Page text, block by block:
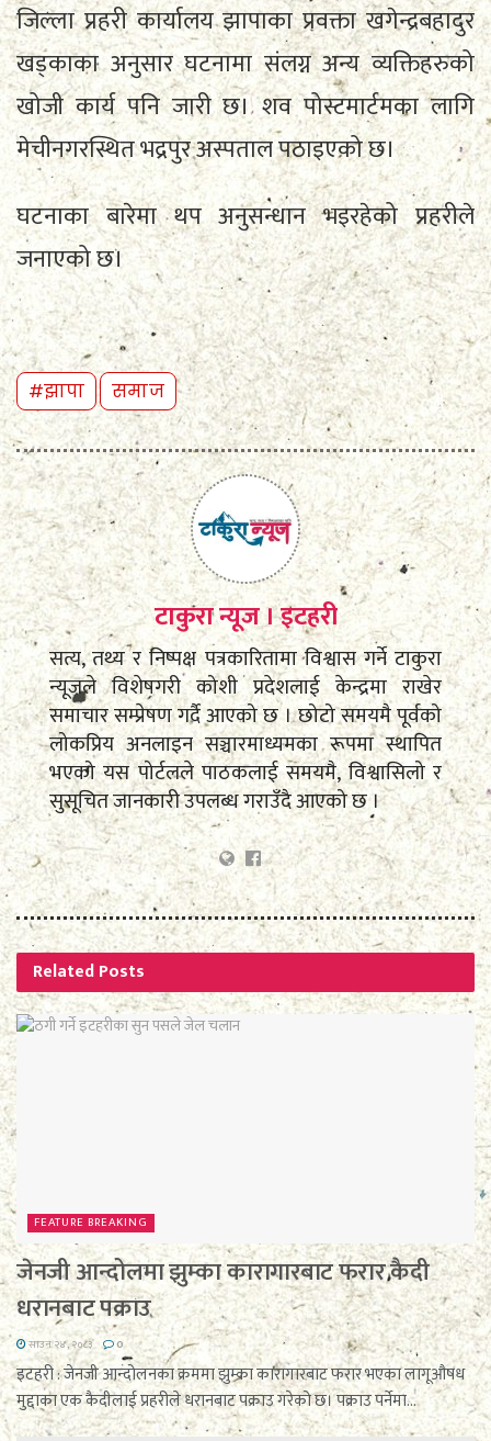
जिल्ला प्रहरी कार्यालय झापाका प्रवक्ता खगेन्द्रबहादुर
खड्काका अनुसार घटनामा संलग्न अन्य व्यक्तिहरुको
खोजी कार्य पनि जारी छ। शव पोस्टमार्टमका लागि
मेचीनगरस्थित भद्रपुर अस्पताल पठाइएको छ।
घटनाका बारेमा थप अनुसन्धान भइरहेको प्रहरीले
जनाएको छ।
#झापा समाज
टाकुरा न्यूज । इटहरी
सत्य, तथ्य र निष्पक्ष पत्रकारितामा विश्वास गर्ने टाकुरा
न्यूजले विशेषगरी कोशी प्रदेशलाई केन्द्रमा राखेर
समाचार सम्प्रेषण गर्दै आएको छ । छोटो समयमै पूर्वको
लोकप्रिय अनलाइन सञ्चारमाध्यमका रूपमा स्थापित
भएको यस पोर्टलले पाठकलाई समयमै, विश्वासिलो र
सुसूचित जानकारी उपलब्ध गराउँदै आएको छ ।
RelatedPosts
FEATURE BREAKING
जेनजी आन्दोलमा झुम्का कारागारबाट फरार कैदी
धरानबाट पक्राउ
साउन २४, २०८३ 0
इटहरी : जेनजी आन्दोलनका क्रममा झुम्का कारागारबाट फरार भएका लागूऔषध
मुद्दाका एक कैदीलाई प्रहरीले धरानबाट पक्राउ गरेको छ। पक्राउ पर्नेमा...